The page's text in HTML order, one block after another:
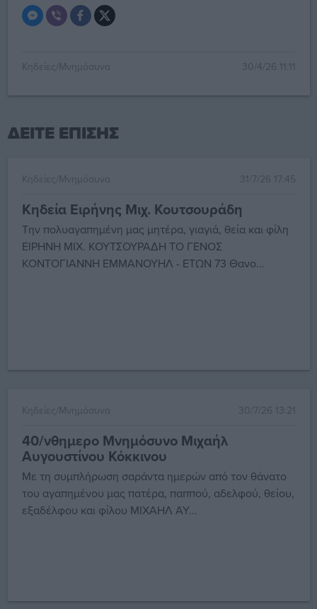
Κηδείες/Μνημόσυνα 30/4/26 11:11
ΔΕΙΤΕ ΕΠΙΣΗΣ
Κηδείες/Μνημόσυνα 31/7/26 17:45
Κηδεία Ειρήνης Μιχ. Κουτσουράδη
Την πολυαγαπημένη μας μητέρα, γιαγιά, θεία και φίλη
ΕΙΡΗΝΗ ΜΙΧ. ΚΟΥΤΣΟΥΡΑΔΗ ΤΟ ΓΕΝΟΣ
ΚΟΝΤΟΓΙΑΝΝΗ ΕΜΜΑΝΟΥΗΛ - ΕΤΩΝ 73 Θανο...
Κηδείες/Μνημόσυνα 30/7/26 13:21
40/νθημερο Μνημόσυνο Μιχαήλ
Αυγουστίνου Κόκκινου
Με τη συμπλήρωση σαράντα ημερών από τον θάνατο
του αγαπημένου μας πατέρα, παππού, αδελφού, θείου,
εξαδέλφου και φίλου ΜΙΧΑΗΛ ΑΥ...